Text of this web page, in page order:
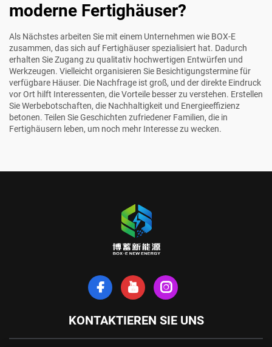
moderne Fertighäuser?
Als Nächstes arbeiten Sie mit einem Unternehmen wie BOX-E
zusammen, das sich auf Fertighäuser spezialisiert hat. Dadurch
erhalten Sie Zugang zu qualitativ hochwertigen Entwürfen und
Werkzeugen. Vielleicht organisieren Sie Besichtigungstermine für
verfügbare Häuser. Die Nachfrage ist groß, und der direkte Eindruck
vor Ort hilft Interessenten, die Vorteile besser zu verstehen. Erstellen
Sie Werbebotschaften, die Nachhaltigkeit und Energieeffizienz
betonen. Teilen Sie Geschichten zufriedener Familien, die in
Fertighäusern leben, um noch mehr Interesse zu wecken.
KONTAKTIEREN SIE UNS